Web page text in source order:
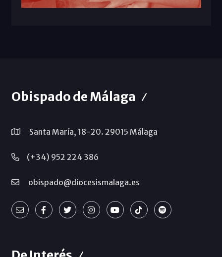
Obispado de Málaga
Santa María, 18-20. 29015 Málaga
(+34) 952 224 386
obispado@diocesismalaga.es